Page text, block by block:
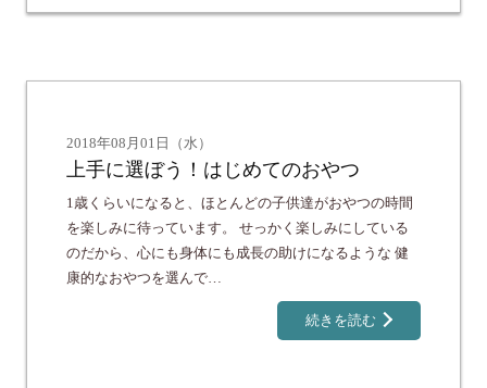
2018年08月01日（水）
上手に選ぼう！はじめてのおやつ
1歳くらいになると、ほとんどの子供達がおやつの時間
を楽しみに待っています。 せっかく楽しみにしている
のだから、心にも身体にも成長の助けになるような 健
康的なおやつを選んで…
続きを読む